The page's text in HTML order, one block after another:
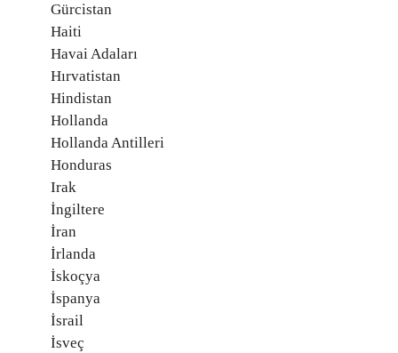
Gürcistan
Haiti
Havai Adaları
Hırvatistan
Hindistan
Hollanda
Hollanda Antilleri
Honduras
Irak
İngiltere
İran
İrlanda
İskoçya
İspanya
İsrail
İsveç